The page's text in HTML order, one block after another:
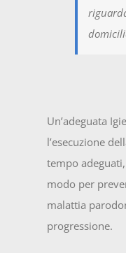
Un’adeguata
l’esecuzione
tempo
modo per
malattia
progressione.